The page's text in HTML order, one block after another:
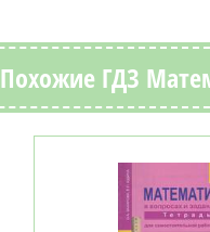
Похожие ГДЗ